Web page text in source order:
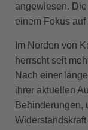
angewiesen.
einem Fokus
Im Norden von
herrscht seit
Nach einer
ihrer aktuellen
Behinderungen,